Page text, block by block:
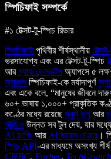
স্পিচিফাই সম্পর্কে
#১ টেক্সট-টু-স্পিচ রিডার
স্পিচিফাই পৃথিবীর শীর্ষস্থানীয়
ভরসাযোগ্য এবং এর টেক্সট-টু-স্পিচ
আরম্যাক ডেস্কটপ অ্যাপসে ৫
অ্যাপলস্পিচিফাই-কে মর্যাদাপূর্ণ
এবং একে বলে, “মানুষের জীবনে
৬০+ ভাষায় ১,০০০+ প্রাকৃতিক কণ্ঠ
কণ্ঠের মধ্যে রয়েছেস্নুপ ডগ আর
স্টুডিও উন্নত সব টুল দেয়, যার
AI ডাবিং আর AI ভয়েস চেঞ্জার।
স্পিচ API-এর মাধ্যমে অসংখ্য
CNBC, Forbes, TechCrunch